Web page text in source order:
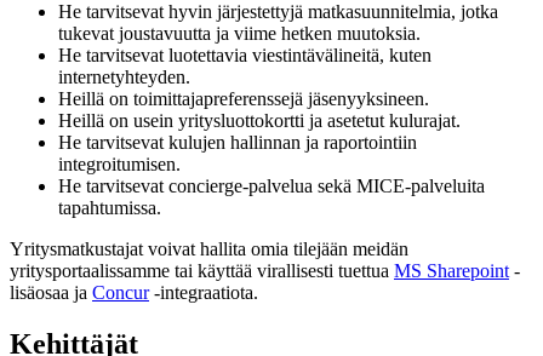
He tarvitsevat hyvin järjestettyjä matkasuunnitelmia, jotka
tukevat joustavuutta ja viime hetken muutoksia.
He tarvitsevat luotettavia viestintävälineitä, kuten
internetyhteyden.
Heillä on toimittajapreferenssejä jäsenyyksineen.
Heillä on usein yritysluottokortti ja asetetut kulurajat.
He tarvitsevat kulujen hallinnan ja raportointiin
integroitumisen.
He tarvitsevat concierge-palvelua sekä MICE-palveluita
tapahtumissa.
Yritysmatkustajat voivat hallita omia tilejään meidän
yritysportaalissamme tai käyttää virallisesti tuettua MS Sharepoint -
lisäosaa ja Concur-integraatiota.
Kehittäjät